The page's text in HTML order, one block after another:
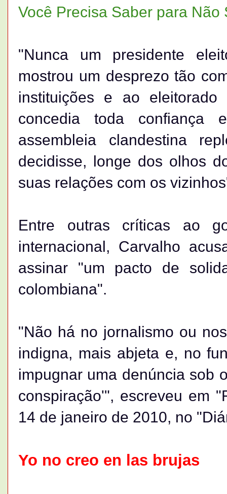
Você Precisa Saber para Não
"Nunca um presidente
mostrou um desprezo tão
instituições e ao
concedia toda
assembleia clandestina
decidisse, longe dos olhos
suas relações com os
Entre outras críticas ao
internacional, Carvalho
assinar "um pacto de
colombiana".
"Não há no jornalismo ou
indigna, mais abjeta e, no
impugnar uma denúncia sob
conspiração'", escreveu em
14 de janeiro de 2010, no
Yo no creo en las brujas